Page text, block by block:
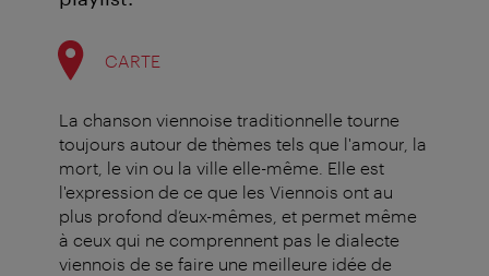
CARTE
La chanson viennoise traditionnelle tourne
toujours autour de thèmes tels que l'amour, la
mort, le vin ou la ville elle-même. Elle est
l'expression de ce que les Viennois ont au
plus profond d’eux-mêmes, et permet même
à ceux qui ne comprennent pas le dialecte
viennois de se faire une meilleure idée de